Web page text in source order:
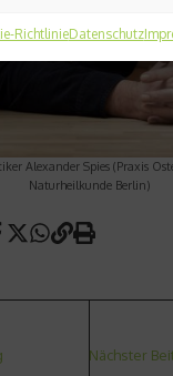
RichtlinieDatenschutz
Alexander Spies (Praxis
Naturheilkunde Berlin)
Nächster